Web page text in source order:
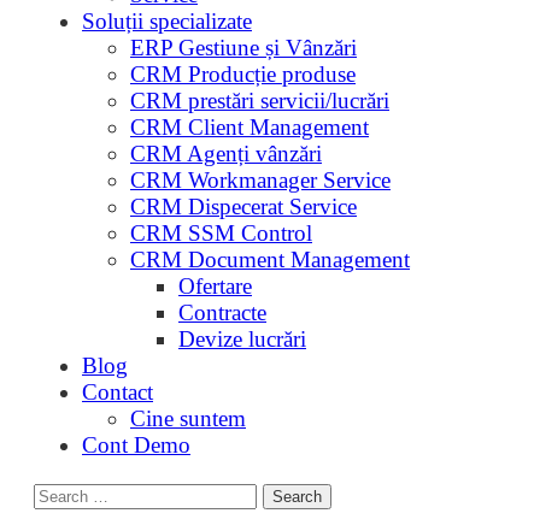
Soluții specializate
ERP Gestiune și Vânzări
CRM Producție produse
CRM prestări servicii/lucrări
CRM Client Management
CRM Agenți vânzări
CRM Workmanager Service
CRM Dispecerat Service
CRM SSM Control
CRM Document Management
Ofertare
Contracte
Devize lucrări
Blog
Contact
Cine suntem
Cont Demo